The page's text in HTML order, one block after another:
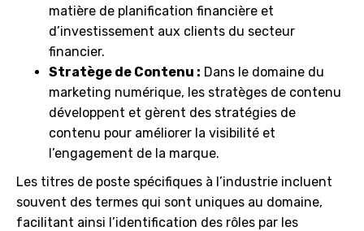
matière de planification financière et
d’investissement aux clients du secteur
financier.
Stratège de Contenu : Dans le domaine du
marketing numérique, les stratèges de contenu
développent et gèrent des stratégies de
contenu pour améliorer la visibilité et
l’engagement de la marque.
Les titres de poste spécifiques à l’industrie incluent
souvent des termes qui sont uniques au domaine,
facilitant ainsi l’identification des rôles par les